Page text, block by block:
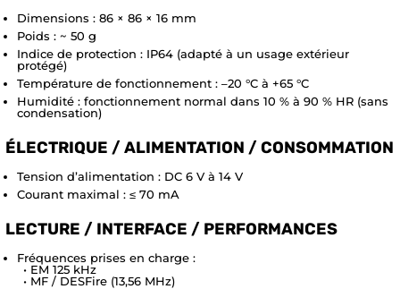
Dimensions : 86 × 86 × 16 mm
Poids : ~ 50 g
Indice de protection : IP64 (adapté à un usage extérieur
protégé)
Température de fonctionnement : –20 °C à +65 °C
Humidité : fonctionnement normal dans 10 % à 90 % HR (sans
condensation)
ÉLECTRIQUE / ALIMENTATION / CONSOMMATION
Tension d’alimentation : DC 6 V à 14 V
Courant maximal : ≤ 70 mA
LECTURE / INTERFACE / PERFORMANCES
Fréquences prises en charge :
• EM 125 kHz
• MF / DESFire (13,56 MHz)